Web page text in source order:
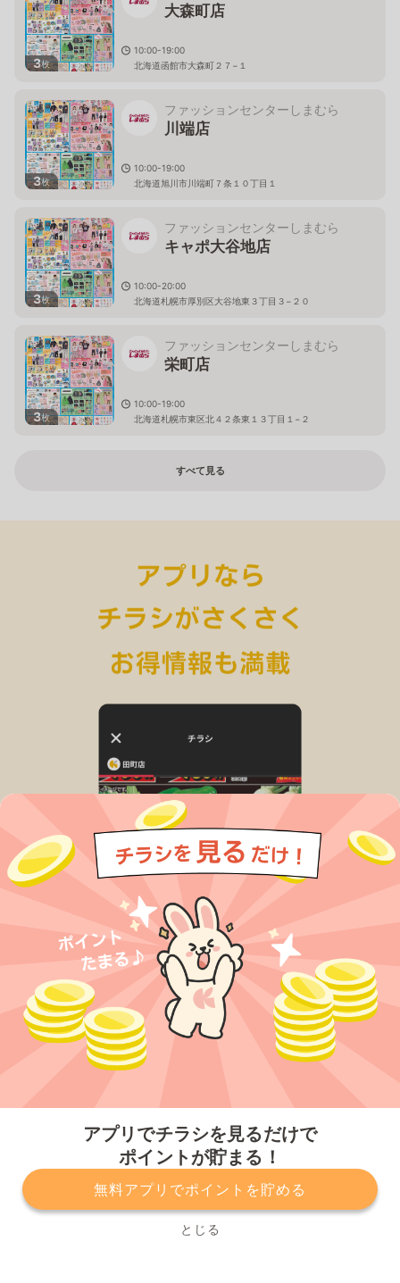
アプリでチラシを見るだけで
ポイントが貯まる！
無料アプリでポイントを貯める
とじる
3枚
大森町店
10:00-19:00
北海道函館市大森町２７−１
3枚
ファッションセンターしまむら
川端店
10:00-19:00
北海道旭川市川端町７条１０丁目１
3枚
ファッションセンターしまむら
キャポ大谷地店
10:00-20:00
北海道札幌市厚別区大谷地東３丁目３−２０
3枚
ファッションセンターしまむら
栄町店
10:00-19:00
北海道札幌市東区北４２条東１３丁目１−２
すべて見る
プライバシーポリシー 利用規約
運営会社
サービスに関してのお問い合わせ